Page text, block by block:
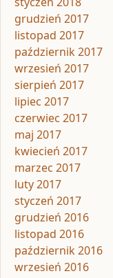
grudzień 2017
listopad 2017
październik 2017
wrzesień 2017
sierpień 2017
lipiec 2017
czerwiec 2017
maj 2017
kwiecień 2017
marzec 2017
luty 2017
styczeń 2017
grudzień 2016
listopad 2016
październik 2016
wrzesień 2016